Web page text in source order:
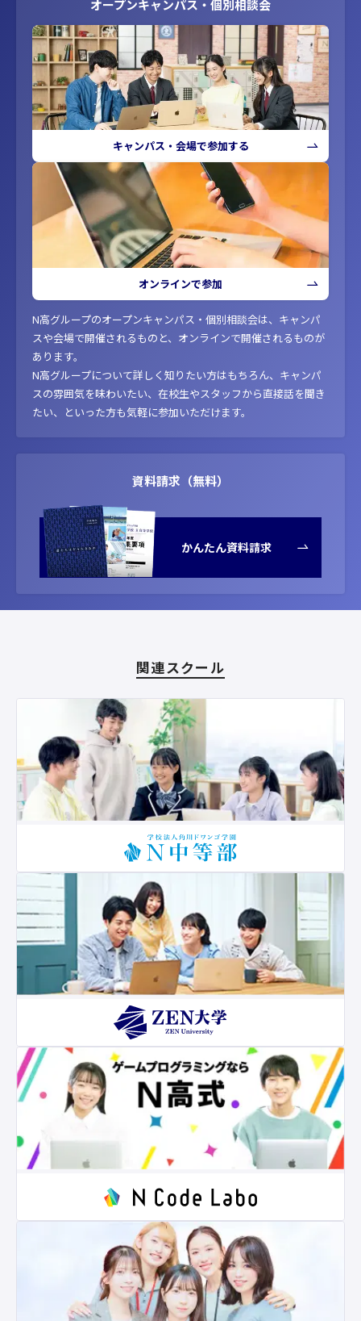
オープンキャンパス・個別相談会
キャンパス・会場で参加する
オンラインで参加
N高グループのオープンキャンパス・個別相談会は、キャンパ
スや会場で開催されるものと、オンラインで開催されるものが
あります。
N高グループについて詳しく知りたい方はもちろん、キャンパ
スの雰囲気を味わいたい、在校生やスタッフから直接話を聞き
たい、といった方も気軽に参加いただけます。
資料請求（無料）
かんたん資料請求
関連スクール